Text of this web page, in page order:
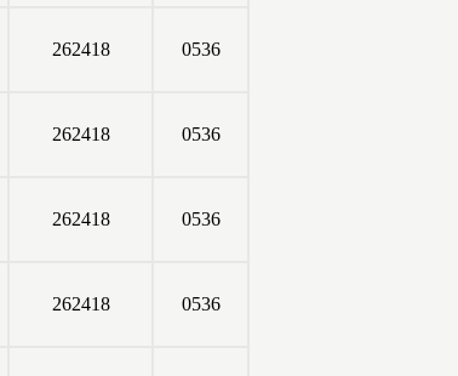
262418 0536
262418 0536
262418 0536
262418 0536